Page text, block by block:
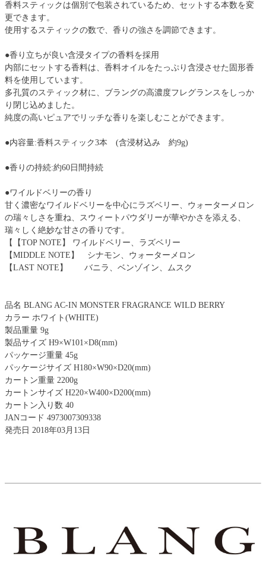
香料スティックは個別で包装されているため、セットする本数を変
更できます。
使用するスティックの数で、香りの強さを調節できます。
●香り立ちが良い含浸タイプの香料を採用
内部にセットする香料は、香料オイルをたっぷり含浸させた固形香
料を使用しています。
多孔質のスティック材に、ブラングの高濃度フレグランスをしっか
り閉じ込めました。
純度の高いピュアでリッチな香りを楽しむことができます。
●内容量:香料スティック3本 (含浸材込み 約9g)
●香りの持続:約60日間持続
●ワイルドベリーの香り
甘く濃密なワイルドベリーを中心にラズベリー、ウォーターメロン
の瑞々しさを重ね、スウィートパウダリーが華やかさを添える、
瑞々しく絶妙な甘さの香りです。
【【TOP NOTE】 ワイルドベリー、ラズベリー
【MIDDLE NOTE】 シナモン、ウォーターメロン
【LAST NOTE】 バニラ、ベンゾイン、ムスク
品名 BLANG AC-IN MONSTER FRAGRANCE WILD BERRY
カラー ホワイト(WHITE)
製品重量 9g
製品サイズ H9×W101×D8(mm)
パッケージ重量 45g
パッケージサイズ H180×W90×D20(mm)
カートン重量 2200g
カートンサイズ H220×W400×D200(mm)
カートン入り数 40
JANコード 4973007309338
発売日 2018年03月13日